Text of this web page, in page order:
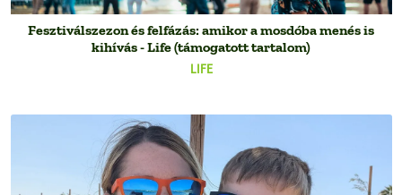
LIFE
Fesztiválszezon és felfázás: amikor a mosdóba menés is
kihívás - Life (támogatott tartalom)